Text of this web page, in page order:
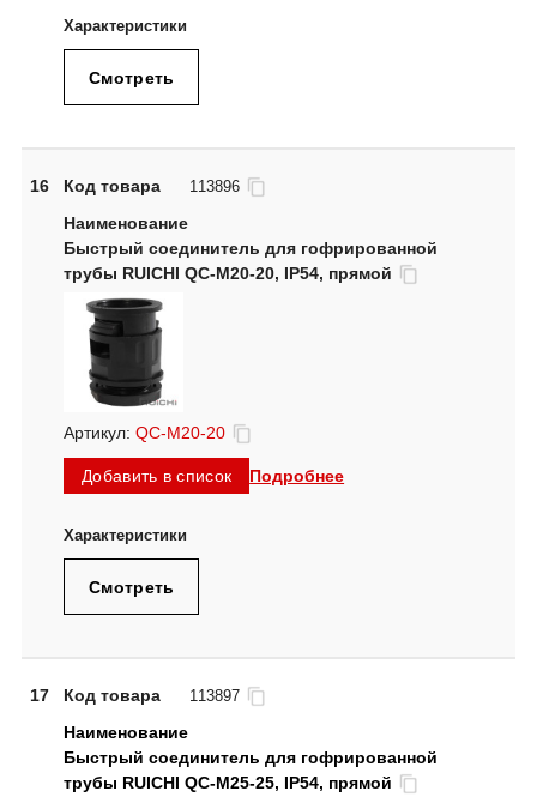
Смотреть
16 Код товара 113896
Быстрый соединитель для гофрированной
трубы RUICHI QC-M20-20, IP54, прямой
Артикул: QC-M20-20
Добавить в список Подробнее
Смотреть
17 Код товара 113897
Быстрый соединитель для гофрированной
трубы RUICHI QC-M25-25, IP54, прямой